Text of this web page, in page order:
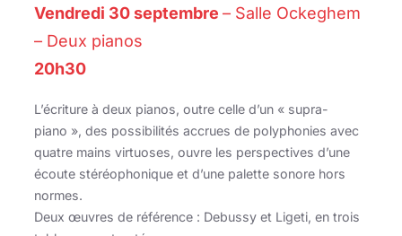
Vendredi 30 septembre – Salle Ockeghem
– Deux pianos
20h30
L’écriture à deux pianos, outre celle d’un « supra-
piano », des possibilités accrues de polyphonies avec
quatre mains virtuoses, ouvre les perspectives d’une
écoute stéréophonique et d’une palette sonore hors
normes.
Deux œuvres de référence : Debussy et Ligeti, en trois